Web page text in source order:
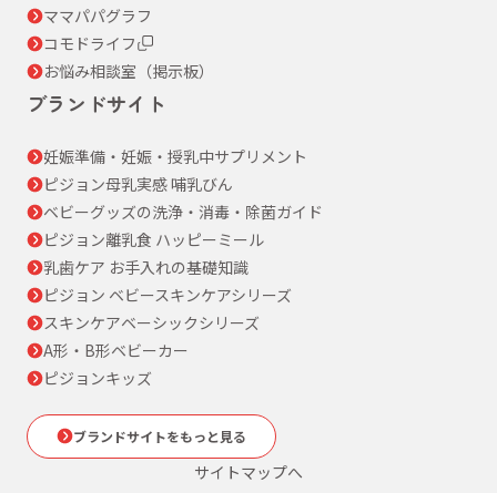
ママパパグラフ
コモドライフ
お悩み相談室（掲示板）
ブランドサイト
妊娠準備・妊娠・授乳中サプリメント
ピジョン母乳実感 哺乳びん
ベビーグッズの洗浄・消毒・除菌ガイド
ピジョン離乳食 ハッピーミール
乳歯ケア お手入れの基礎知識
ピジョン ベビースキンケアシリーズ
スキンケアベーシックシリーズ
A形・B形ベビーカー
ピジョンキッズ
ブランドサイトをもっと見る
サイトマップへ